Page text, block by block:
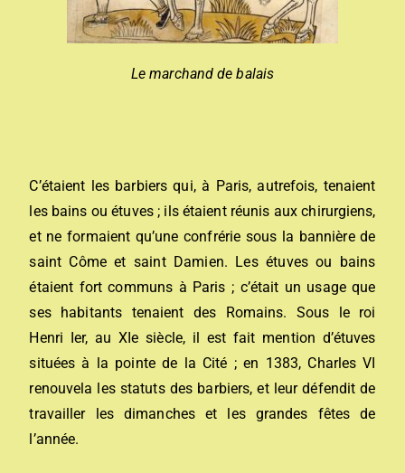
Le marchand de balais
C’étaient les barbiers qui, à Paris, autrefois, tenaient
les bains ou étuves ; ils étaient réunis aux chirurgiens,
et ne formaient qu’une confrérie sous la bannière de
saint Côme et saint Damien. Les étuves ou bains
étaient fort communs à Paris ; c’était un usage que
ses habitants tenaient des Romains. Sous le roi
Henri Ier, au XIe siècle, il est fait mention d’étuves
situées à la pointe de la Cité ; en 1383, Charles VI
renouvela les statuts des barbiers, et leur défendit de
travailler les dimanches et les grandes fêtes de
l’année.